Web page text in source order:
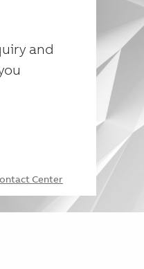
and
Center